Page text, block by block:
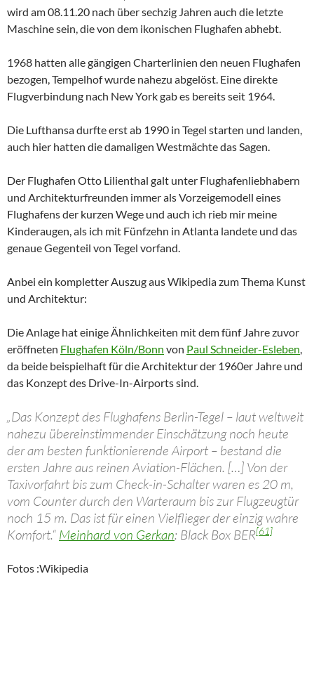
wird am 08.11.20 nach über sechzig Jahren auch die letzte
Maschine sein, die von dem ikonischen Flughafen abhebt.
1968 hatten alle gängigen Charterlinien den neuen Flughafen
bezogen, Tempelhof wurde nahezu abgelöst. Eine direkte
Flugverbindung nach New York gab es bereits seit 1964.
Die Lufthansa durfte erst ab 1990 in Tegel starten und landen,
auch hier hatten die damaligen Westmächte das Sagen.
Der Flughafen Otto Lilienthal galt unter Flughafenliebhabern
und Architekturfreunden immer als Vorzeigemodell eines
Flughafens der kurzen Wege und auch ich rieb mir meine
Kinderaugen, als ich mit Fünfzehn in Atlanta landete und das
genaue Gegenteil von Tegel vorfand.
Anbei ein kompletter Auszug aus Wikipedia zum Thema Kunst
und Architektur:
Die Anlage hat einige Ähnlichkeiten mit dem fünf Jahre zuvor
eröffneten Flughafen Köln/Bonn von Paul Schneider-Esleben,
da beide beispielhaft für die Architektur der 1960er Jahre und
das Konzept des Drive-In-Airports sind.
„Das Konzept des Flughafens Berlin-Tegel – laut weltweit
nahezu übereinstimmender Einschätzung noch heute
der am besten funktionierende Airport – bestand die
ersten Jahre aus reinen Aviation-Flächen. […] Von der
Taxivorfahrt bis zum Check-in-Schalter waren es 20 m,
vom Counter durch den Warteraum bis zur Flugzeugtür
noch 15 m. Das ist für einen Vielflieger der einzig wahre
Komfort.“ Meinhard von Gerkan: Black Box BER[61]
Fotos :Wikipedia